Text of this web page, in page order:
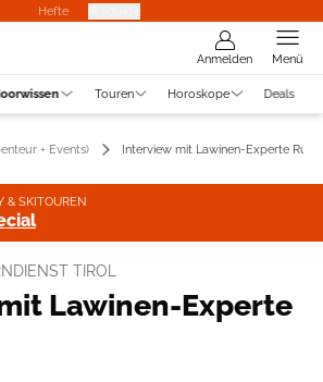
Hefte
Anmelden Menü
Touren Horoskope Deals
+ Events) Interview mit Lawinen-Experte Rudi
& SKITOUREN
TIROL
Lawinen-Experte